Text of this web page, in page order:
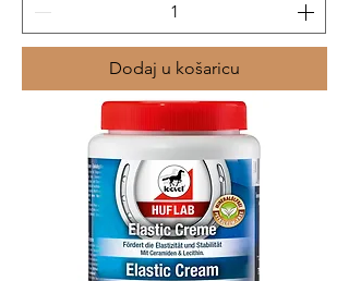
Dodaj u košaricu